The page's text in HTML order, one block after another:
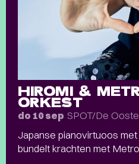
HIROMI &
ORKEST
do 10 sep SPOT/De
Japanse pianovirtuoos
bundelt krachten met